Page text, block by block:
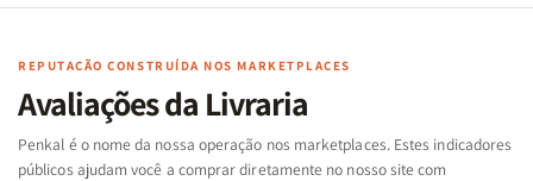
Cartas
Famílias
Bíblia
-
Penkal
Cartas
Famílias
da
Bíblia
-
Penkal
|
de
|
REPUTAÇÃO CONSTRUÍDA NOS MARKETPLACES
Avaliações da Livraria
Penkal é o nome da nossa operação nos marketplaces. Estes indicadores
públicos ajudam você a comprar diretamente no nosso site com